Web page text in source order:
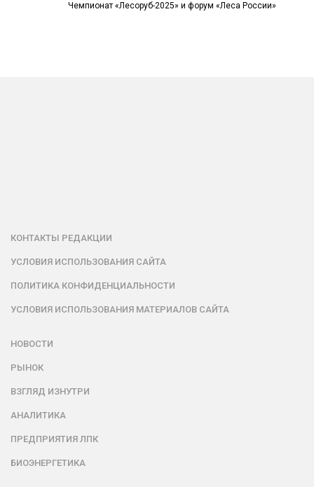
Чемпионат «Лесоруб-2025» и форум «Леса России»
КОНТАКТЫ РЕДАКЦИИ
УСЛОВИЯ ИСПОЛЬЗОВАНИЯ САЙТА
ПОЛИТИКА КОНФИДЕНЦИАЛЬНОСТИ
УСЛОВИЯ ИСПОЛЬЗОВАНИЯ МАТЕРИАЛОВ САЙТА
НОВОСТИ
РЫНОК
ВЗГЛЯД ИЗНУТРИ
АНАЛИТИКА
ПРЕДПРИЯТИЯ ЛПК
БИОЭНЕРГЕТИКА